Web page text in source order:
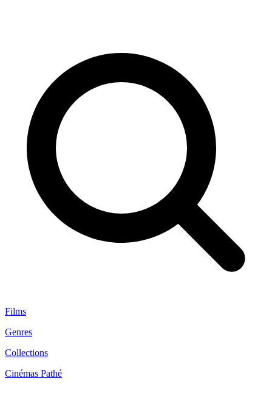
Films
Genres
Collections
Cinémas Pathé